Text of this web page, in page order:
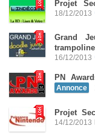
Projet
18/12/2013
Grand
16/12/2013
PN
Annonce
Projet
14/12/2013